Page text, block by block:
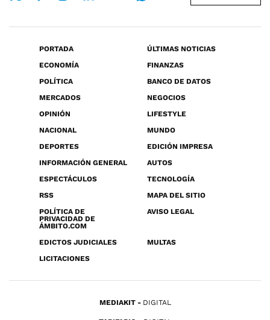
PORTADA
ÚLTIMAS NOTICIAS
ECONOMÍA
FINANZAS
POLÍTICA
BANCO DE DATOS
MERCADOS
NEGOCIOS
OPINIÓN
LIFESTYLE
NACIONAL
MUNDO
DEPORTES
EDICIÓN IMPRESA
INFORMACIÓN GENERAL
AUTOS
ESPECTÁCULOS
TECNOLOGÍA
RSS
MAPA DEL SITIO
POLÍTICA DE
PRIVACIDAD DE
ÁMBITO.COM
AVISO LEGAL
EDICTOS JUDICIALES
MULTAS
LICITACIONES
MEDIAKIT DIGITAL